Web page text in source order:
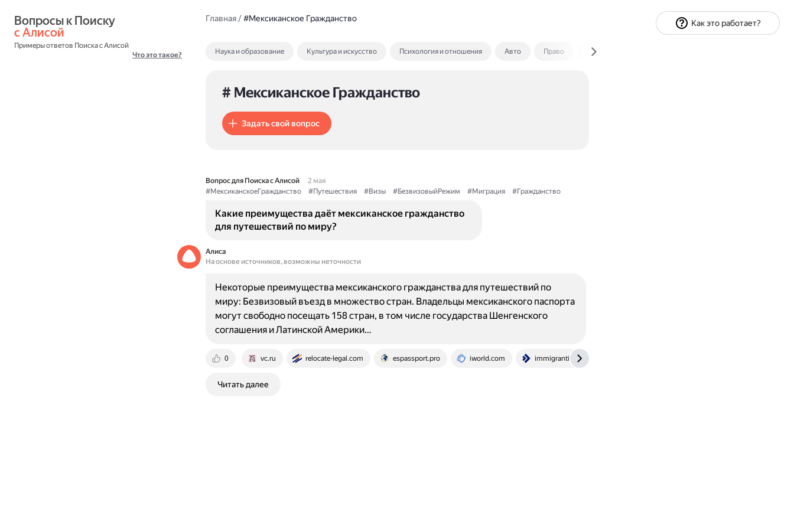
с Алисой
Примеры ответов Поиска с Алисой
Что это такое?
Главная/#Мексиканское Гражданство
Наука и образование Культура и искусство Психология и отношения Авто Право Экономика и финансы
# Мексиканское Гражданство
Задать свой вопрос
Вопрос для Поиска с Алисой
2 мая
#МексиканскоеГражданство
#Путешествия #Визы #БезвизовыйРежим #Миграция #Гражданство
Какие преимущества даёт мексиканское гражданство
для путешествий по миру?
Алиса
На основе источников, возможны неточности
0 vc.ru relocate-legal.com espassport.pro iworld.com immigrantinvest.com
Некоторые преимущества мексиканского гражданства для путешествий по
миру: Безвизовый въезд в множество стран. Владельцы мексиканского паспорта
могут свободно посещать 158 стран, в том числе государства Шенгенского
соглашения и Латинской Америки…
Читать далее
Как это работает?